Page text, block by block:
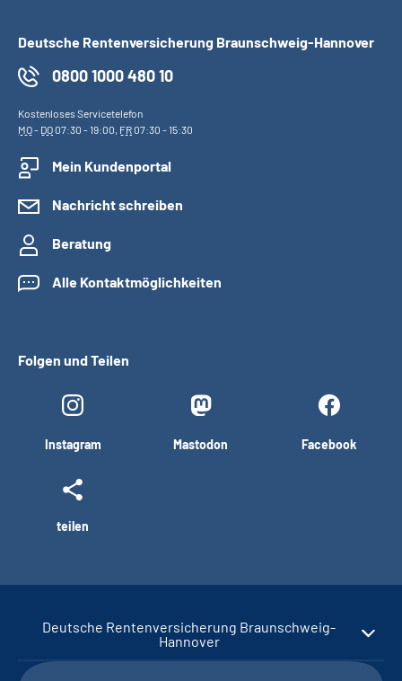
Deutsche Rentenversicherung Braunschweig-Hannover
0800 1000 480 10
Kostenloses Servicetelefon
MO- DO07:30 - 19:00, FR07:30 - 15:30
Mein Kundenportal
Nachricht schreiben
Beratung
Alle Kontaktmöglichkeiten
Folgen und Teilen
Instagram Mastodon Facebook
teilen
Deutsche Rentenversicherung Braunschweig-
Hannover